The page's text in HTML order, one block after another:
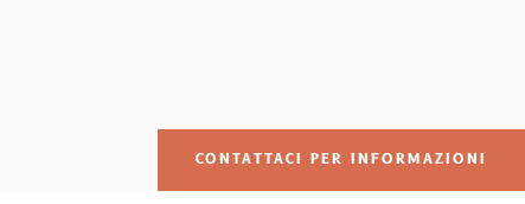
CONTATTACI PER INFORMAZIONI